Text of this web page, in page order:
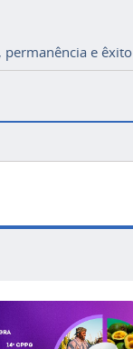
permanência e êxito